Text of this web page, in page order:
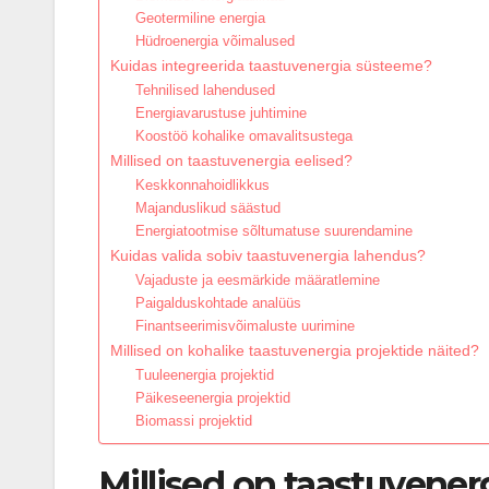
Geotermiline energia
Hüdroenergia võimalused
Kuidas integreerida taastuvenergia süsteeme?
Tehnilised lahendused
Energiavarustuse juhtimine
Koostöö kohalike omavalitsustega
Millised on taastuvenergia eelised?
Keskkonnahoidlikkus
Majanduslikud säästud
Energiatootmise sõltumatuse suurendamine
Kuidas valida sobiv taastuvenergia lahendus?
Vajaduste ja eesmärkide määratlemine
Paigalduskohtade analüüs
Finantseerimisvõimaluste uurimine
Millised on kohalike taastuvenergia projektide näited?
Tuuleenergia projektid
Päikeseenergia projektid
Biomassi projektid